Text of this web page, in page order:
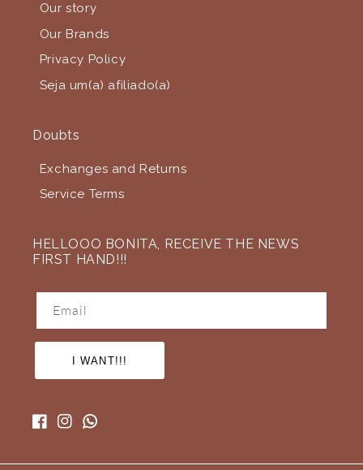
Our story
Our Brands
Privacy Policy
Seja um(a) afiliado(a)
Doubts
Exchanges and Returns
Service Terms
HELLOOO BONITA, RECEIVE THE NEWS
FIRST HAND!!!
Email
I WANT!!!
Facebook
Instagram